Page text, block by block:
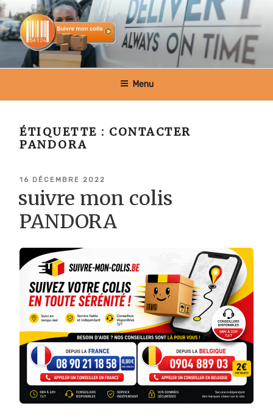
Aller
au
contenu
principal
SUIVRE MON COLIS BELGIQUE
Menu
ÉTIQUETTE : CONTACTER
PANDORA
PUBLIÉ
16 DÉCEMBRE 2022
suivre mon colis
PANDORA